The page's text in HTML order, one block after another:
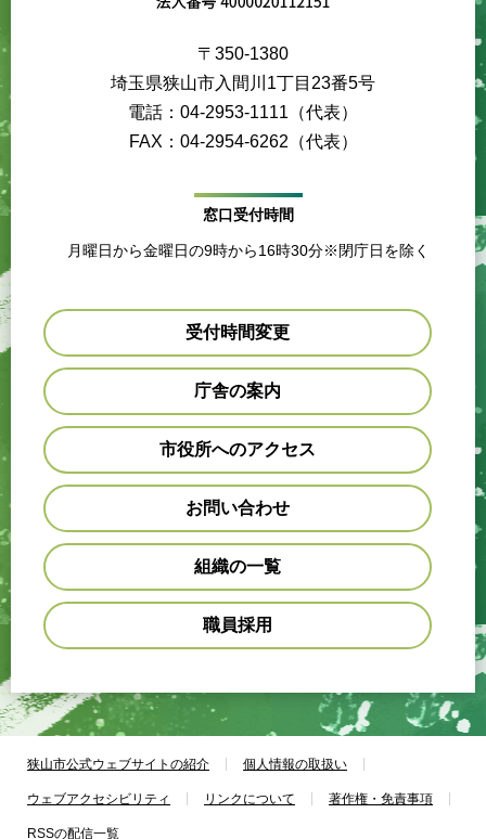
〒350-1380
埼玉県狭山市入間川1丁目23番5号
電話：04-2953-1111（代表）
FAX：04-2954-6262（代表）
窓口受付時間
月曜日から金曜日の9時から16時30分※閉庁日を除く
受付時間変更
庁舎の案内
市役所へのアクセス
お問い合わせ
組織の一覧
職員採用
狭山市公式ウェブサイトの紹介 個人情報の取扱い
ウェブアクセシビリティ リンクについて 著作権・免責事項
RSSの配信一覧